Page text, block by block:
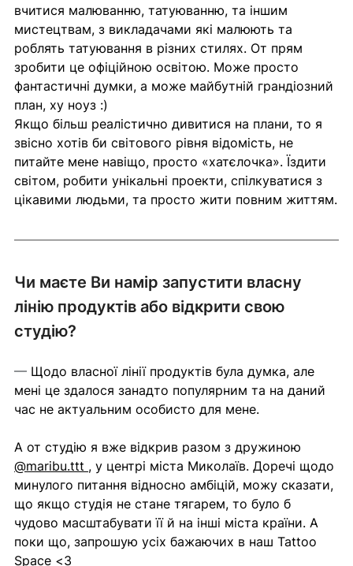
вчитися малюванню, татуюванню, та іншим
мистецтвам, з викладачами які малюють та
роблять татуювання в різних стилях. От прям
зробити це офіційною освітою. Може просто
фантастичні думки, а може майбутній грандіозний
план, ху ноуз :)
Якщо більш реалістично дивитися на плани, то я
звісно хотів би світового рівня відомість, не
питайте мене навіщо, просто «хатєлочка». Їздити
світом, робити унікальні проекти, спілкуватися з
цікавими людьми, та просто жити повним життям.
Чи маєте Ви намір запустити власну
лінію продуктів або відкрити свою
студію?
— Щодо власної лінії продуктів була думка, але
мені це здалося занадто популярним та на даний
час не актуальним особисто для мене.
А от студію я вже відкрив разом з дружиною
@maribu.ttt , у центрі міста Миколаїв. Доречі щодо
минулого питання відносно амбіцій, можу сказати,
що якщо студія не стане тягарем, то було б
чудово масштабувати її й на інші міста країни. А
поки що, запрошую усіх бажаючих в наш Tattoo
Space <З